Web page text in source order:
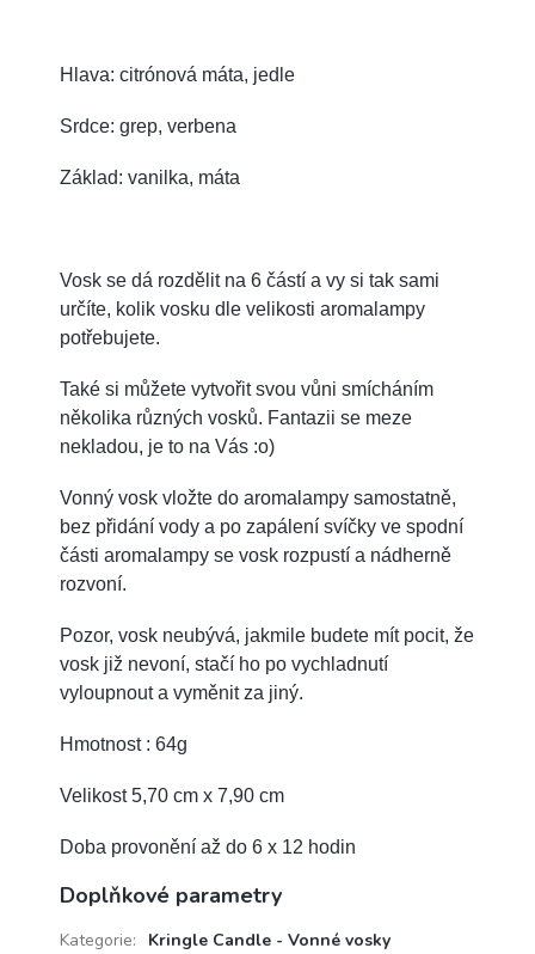
Hlava: citrónová máta, jedle
Srdce: grep, verbena
Základ: vanilka, máta
Vosk se dá rozdělit na 6 částí a vy si tak sami
určíte, kolik vosku dle velikosti aromalampy
potřebujete.
Také si můžete vytvořit svou vůni smícháním
několika různých vosků. Fantazii se meze
nekladou, je to na Vás :o)
Vonný vosk vložte do aromalampy samostatně,
bez přidání vody a po zapálení svíčky ve spodní
části aromalampy se vosk rozpustí a nádherně
rozvoní.
Pozor, vosk neubývá, jakmile budete mít pocit, že
vosk již nevoní, stačí ho po vychladnutí
vyloupnout a vyměnit za jiný.
Hmotnost : 64g
Velikost 5,70 cm x 7,90 cm
Doba provonění až do 6 x 12 hodin
Doplňkové parametry
Kategorie:
Kringle Candle - Vonné vosky